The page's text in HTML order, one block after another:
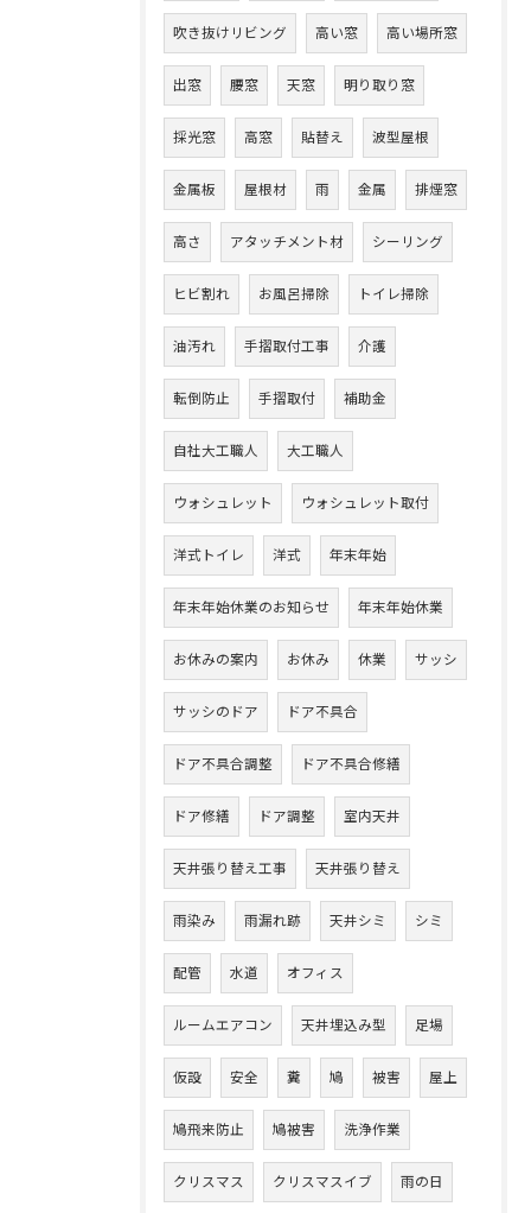
吹き抜けリビング 高い窓 高い場所窓
出窓 腰窓 天窓 明り取り窓
採光窓 高窓 貼替え 波型屋根
金属板 屋根材 雨 金属 排煙窓
高さ アタッチメント材 シーリング
ヒビ割れ お風呂掃除 トイレ掃除
油汚れ 手摺取付工事 介護
転倒防止 手摺取付 補助金
自社大工職人 大工職人
ウォシュレット ウォシュレット取付
洋式トイレ 洋式 年末年始
年末年始休業のお知らせ 年末年始休業
お休みの案内 お休み 休業 サッシ
サッシのドア ドア不具合
ドア不具合調整 ドア不具合修繕
ドア修繕 ドア調整 室内天井
天井張り替え工事 天井張り替え
雨染み 雨漏れ跡 天井シミ シミ
配管 水道 オフィス
ルームエアコン 天井埋込み型 足場
仮設 安全 糞 鳩 被害 屋上
鳩飛来防止 鳩被害 洗浄作業
クリスマス クリスマスイブ 雨の日